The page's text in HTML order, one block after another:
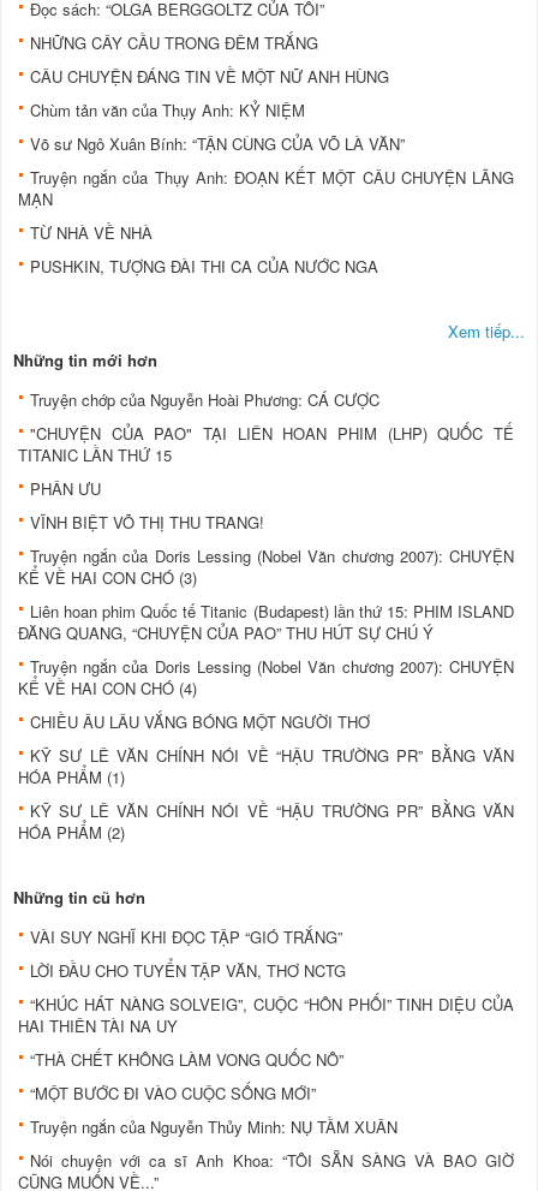
Đọc sách: “OLGA BERGGOLTZ CỦA TÔI”
NHỮNG CÂY CẦU TRONG ĐÊM TRẮNG
CÂU CHUYỆN ĐÁNG TIN VỀ MỘT NỮ ANH HÙNG
Chùm tản văn của Thụy Anh: KỶ NIỆM
Võ sư Ngô Xuân Bính: “TẬN CÙNG CỦA VÕ LÀ VĂN”
Truyện ngắn của Thụy Anh: ĐOẠN KẾT MỘT CÂU CHUYỆN LÃNG
MẠN
TỪ NHÀ VỀ NHÀ
PUSHKIN, TƯỢNG ĐÀI THI CA CỦA NƯỚC NGA
Xem tiếp...
Những tin mới hơn
Truyện chớp của Nguyễn Hoài Phương: CÁ CƯỢC
"CHUYỆN CỦA PAO" TẠI LIÊN HOAN PHIM (LHP) QUỐC TẾ
TITANIC LẦN THỨ 15
PHÂN ƯU
VĨNH BIỆT VÕ THỊ THU TRANG!
Truyện ngắn của Doris Lessing (Nobel Văn chương 2007): CHUYỆN
KỂ VỀ HAI CON CHÓ (3)
Liên hoan phim Quốc tế Titanic (Budapest) lần thứ 15: PHIM ISLAND
ĐĂNG QUANG, “CHUYỆN CỦA PAO” THU HÚT SỰ CHÚ Ý
Truyện ngắn của Doris Lessing (Nobel Văn chương 2007): CHUYỆN
KỂ VỀ HAI CON CHÓ (4)
CHIỀU ÂU LÂU VẮNG BÓNG MỘT NGƯỜI THƠ
KỸ SƯ LÊ VĂN CHÍNH NÓI VỀ “HẬU TRƯỜNG PR” BẰNG VĂN
HÓA PHẨM (1)
KỸ SƯ LÊ VĂN CHÍNH NÓI VỀ “HẬU TRƯỜNG PR” BẰNG VĂN
HÓA PHẨM (2)
Những tin cũ hơn
VÀI SUY NGHĨ KHI ĐỌC TẬP “GIÓ TRẮNG”
LỜI ĐẦU CHO TUYỂN TẬP VĂN, THƠ NCTG
“KHÚC HÁT NÀNG SOLVEIG”, CUỘC “HÔN PHỐI” TINH DIỆU CỦA
HAI THIÊN TÀI NA UY
“THÀ CHẾT KHÔNG LÀM VONG QUỐC NÔ”
“MỘT BƯỚC ĐI VÀO CUỘC SỐNG MỚI”
Truyện ngắn của Nguyễn Thủy Minh: NỤ TẦM XUÂN
Nói chuyện với ca sĩ Anh Khoa: “TÔI SẴN SÀNG VÀ BAO GIỜ
CŨNG MUỐN VỀ...”